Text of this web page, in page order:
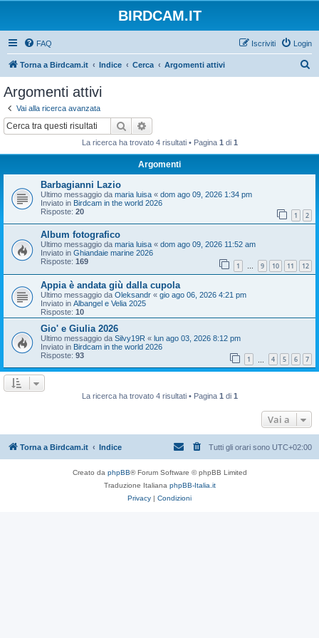
BIRDCAM.IT
FAQ Login
Iscriviti
Torna a Birdcam.it Indice Cerca Argomenti attivi
Argomenti attivi
Vai alla ricerca avanzata
Cerca
La ricerca ha trovato 4 risultati • Pagina 1 di 1
Argomenti
Barbagianni Lazio
Ultimo messaggio da maria luisa « dom ago 09, 2026 1:34 pm
Inviato in Birdcam in the world 2026
Risposte: 20 1 2
Album fotografico
Ultimo messaggio da maria luisa « dom ago 09, 2026 11:52 am
Inviato in Ghiandaie marine 2026
Risposte: 169 1 … 9 10 11 12
Appia è andata giù dalla cupola
Ultimo messaggio da Oleksandr « gio ago 06, 2026 4:21 pm
Inviato in Albangel e Velia 2025
Risposte: 10
Gio' e Giulia 2026
Ultimo messaggio da Silvy19R « lun ago 03, 2026 8:12 pm
Inviato in Birdcam in the world 2026
Risposte: 93 1 4 5 6 7
La ricerca ha trovato 4 risultati • Pagina 1di 1
Vai a
Torna a Birdcam.it Indice Tutti gli orari sono UTC+02:00
Creato da phpBB® Forum Software © phpBB Limited
Traduzione Italiana phpBB-Italia.it
Privacy
Condizioni